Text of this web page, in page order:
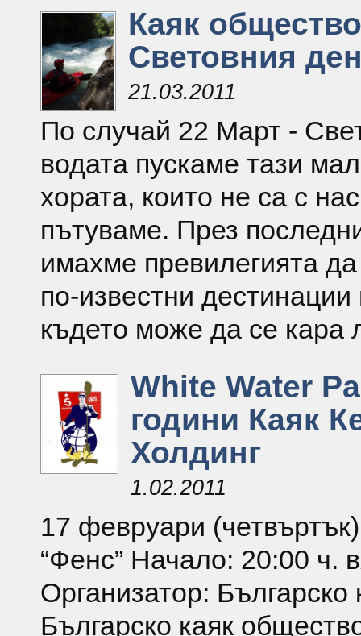
Каяк
Световния
21.03.2011
По случай 22 Март -
водата пускаме тази
хората, които не са с
пътуваме. През
имахме превилегията
по-известни
където може да се кара
White Water
години Каяк
Холдинг
1.02.2011
17 февруари
“Фенс” Начало: 20:00 ч.
Организатор:
Българско каяк